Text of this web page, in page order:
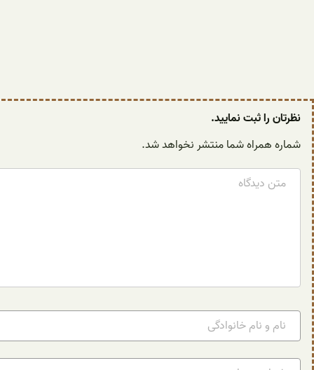
نظرتان را ثبت نمایید.
شماره همراه شما منتشر نخواهد شد.